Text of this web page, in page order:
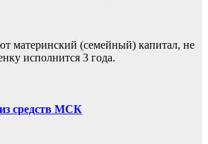
материнский (семейный) капитал, не
исполнится 3 года.
средств МСК